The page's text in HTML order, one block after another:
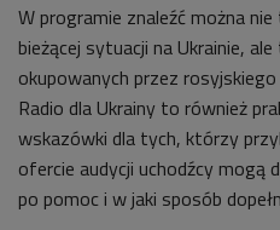
W programie znaleźć można
bieżącej sytuacji na Ukrainie,
okupowanych przez
Radio dla Ukrainy to również
wskazówki dla tych, którzy
ofercie audycji uchodźcy mogą
po pomoc i w jaki sposób